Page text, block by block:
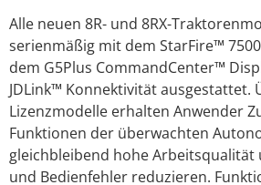
Alle neuen 8R- und 8RX-
serienmäßig mit dem StarFire™
dem G5Plus CommandCenter™
JDLink™ Konnektivität ausgestattet.
Lizenzmodelle erhalten Anwender
Funktionen der überwachten
gleichbleibend hohe
und Bedienfehler reduzieren.